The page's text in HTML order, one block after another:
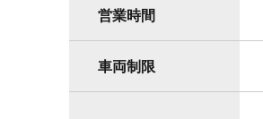
営業時間
車両制限